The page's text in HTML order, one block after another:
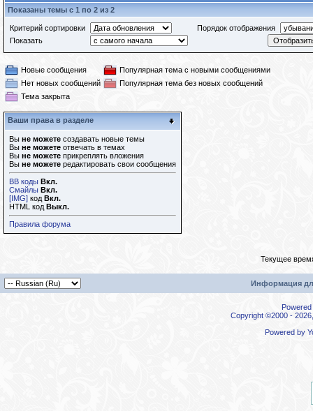
Показаны темы с 1 по 2 из 2
Критерий сортировки
Порядок отображения
Показать
Новые сообщения
Популярная тема с новыми сообщениями
Нет новых сообщений
Популярная тема без новых сообщений
Тема закрыта
Ваши права в разделе
Вы не можете создавать новые темы
Вы не можете отвечать в темах
Вы не можете прикреплять вложения
Вы не можете редактировать свои сообщения
BB коды Вкл.
Смайлы Вкл.
[IMG] код Вкл.
HTML код Выкл.
Правила форума
Текущее
Информация
Copyright ©2000 -
Powered by